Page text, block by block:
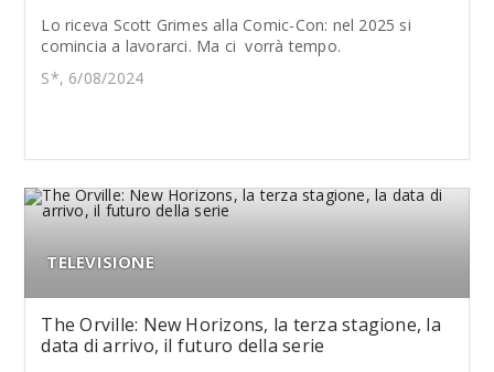
Lo riceva Scott Grimes alla Comic-Con: nel 2025 si
comincia a lavorarci. Ma ci vorrà tempo.
S*, 6/08/2024
TELEVISIONE
The Orville: New Horizons, la terza stagione, la
data di arrivo, il futuro della serie